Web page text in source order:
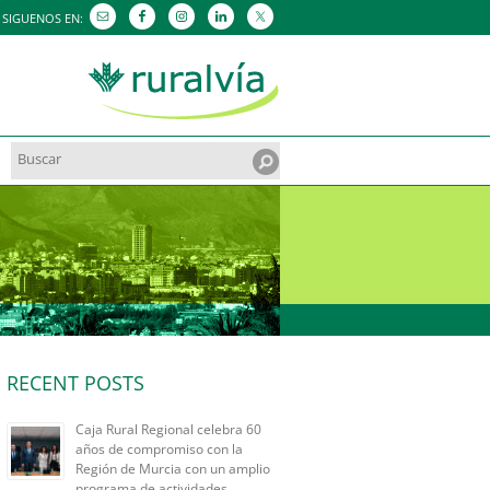
SIGUENOS EN:
Search
for:
RECENT POSTS
Caja Rural Regional celebra 60
años de compromiso con la
Región de Murcia con un amplio